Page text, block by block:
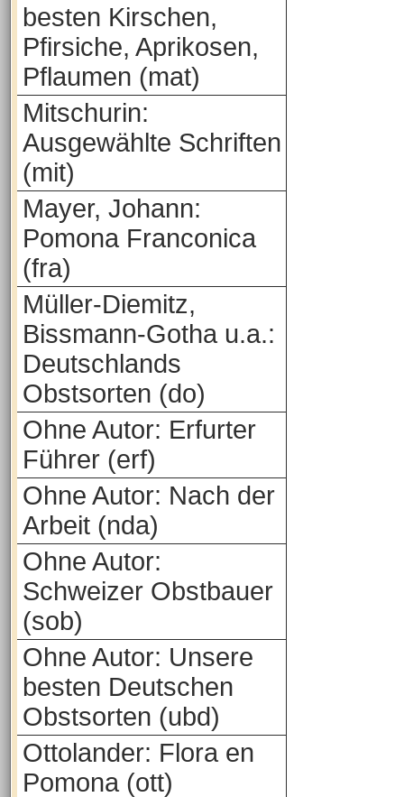
besten Kirschen,
Pfirsiche, Aprikosen,
Pflaumen (mat)
Mitschurin:
Ausgewählte Schriften
(mit)
Mayer, Johann:
Pomona Franconica
(fra)
Müller-Diemitz,
Bissmann-Gotha u.a.:
Deutschlands
Obstsorten (do)
Ohne Autor: Erfurter
Führer (erf)
Ohne Autor: Nach der
Arbeit (nda)
Ohne Autor:
Schweizer Obstbauer
(sob)
Ohne Autor: Unsere
besten Deutschen
Obstsorten (ubd)
Ottolander: Flora en
Pomona (ott)